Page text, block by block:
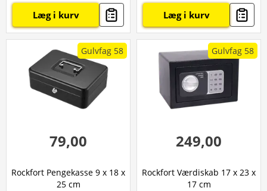
Læg i kurv Læg i kurv
Gulvfag 58
79,00
Rockfort Pengekasse 9 x 18 x
25 cm
Gulvfag 58
249,00
Rockfort Værdiskab 17 x 23 x
17 cm